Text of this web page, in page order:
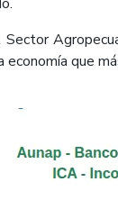
Sector
que